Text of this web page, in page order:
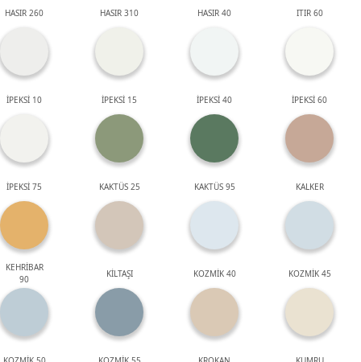
HASIR 260 HASIR 310 HASIR 40 ITIR 60
İPEKSİ 10 İPEKSİ 15 İPEKSİ 40 İPEKSİ 60
İPEKSİ 75 KAKTÜS 25 KAKTÜS 95 KALKER
KEHRİBAR
90
KİLTAŞI KOZMİK 40 KOZMİK 45